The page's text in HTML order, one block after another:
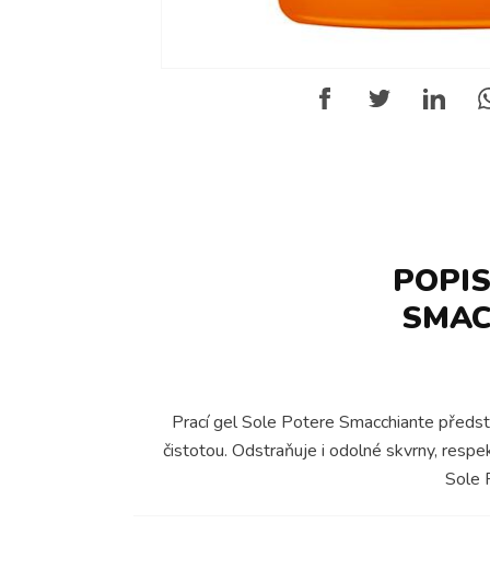
Prací gel Sole Potere Smacchiante
čistotou. Odstraňuje i odolné skvrny,
Sole